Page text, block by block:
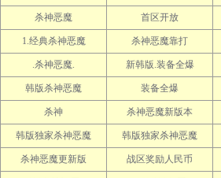
杀神恶魔 首区开放
1.经典杀神恶魔 杀神恶魔靠打
.杀神恶魔. 新韩版.装备全爆
韩版杀神恶魔 装备全爆
杀神 杀神恶魔新版本
韩版独家杀神恶魔 韩版独家杀神恶魔
杀神恶魔更新版 战区奖励人民币